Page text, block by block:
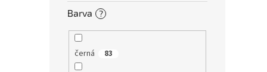
Barva ?
černá 83